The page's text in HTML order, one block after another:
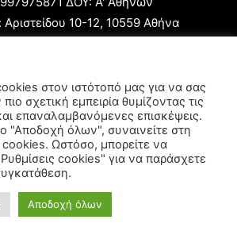
Αριστείδου 10-12, 10559 Αθήνα
Παλκο Κομμέντια ΑΜΚΕ
Ιωάννης Παπαγεωργίου
Σύνταξης: Μαρία Καραολάνη
Δικαιούχος ονόματος τομέα: Ιωάννης
Παπαγεωργίου
All Rights Reserved.
στον ιστότοπό μας για να σας
σχετική εμπειρία θυμίζοντας τις
επαναλαμβανόμενες επισκέψεις.
"Αποδοχή όλων", συναινείτε στη
Ωστόσο, μπορείτε να
cookies" για να παράσχετε
Αποδοχή όλων